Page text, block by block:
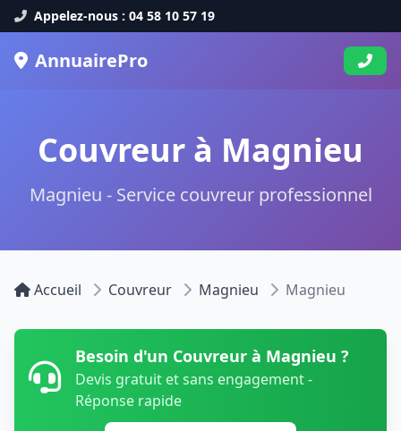
Appelez-nous : 04 58 10 57 19
AnnuairePro
Couvreur à Magnieu
Magnieu - Service couvreur professionnel
Accueil Couvreur Magnieu Magnieu
Besoin d'un Couvreur à Magnieu ?
Devis gratuit et sans engagement -
Réponse rapide